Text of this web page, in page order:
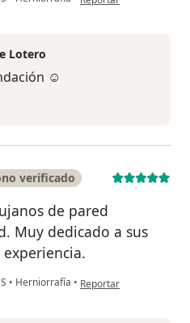
Lotero
☺️
verificado
de pared
Muy dedicado a sus
• Herniorrafía • en opinión del usuario
Reportar